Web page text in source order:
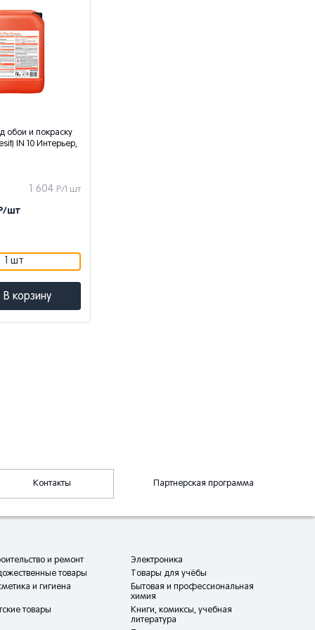
обои и покраску
IN 10 Интерьер,
1 604 Р/1 шт
шт
1 шт
В корзину
Контакты Партнерская программа
и ремонт
Электроника
товары
Товары для учёбы
и гигиена
Бытовая и профессиональная
химия
товары
Книги, комиксы, учебная
литература